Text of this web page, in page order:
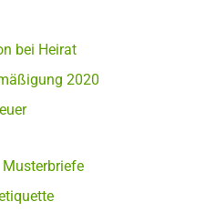
bei Heirat
2020
Musterbriefe